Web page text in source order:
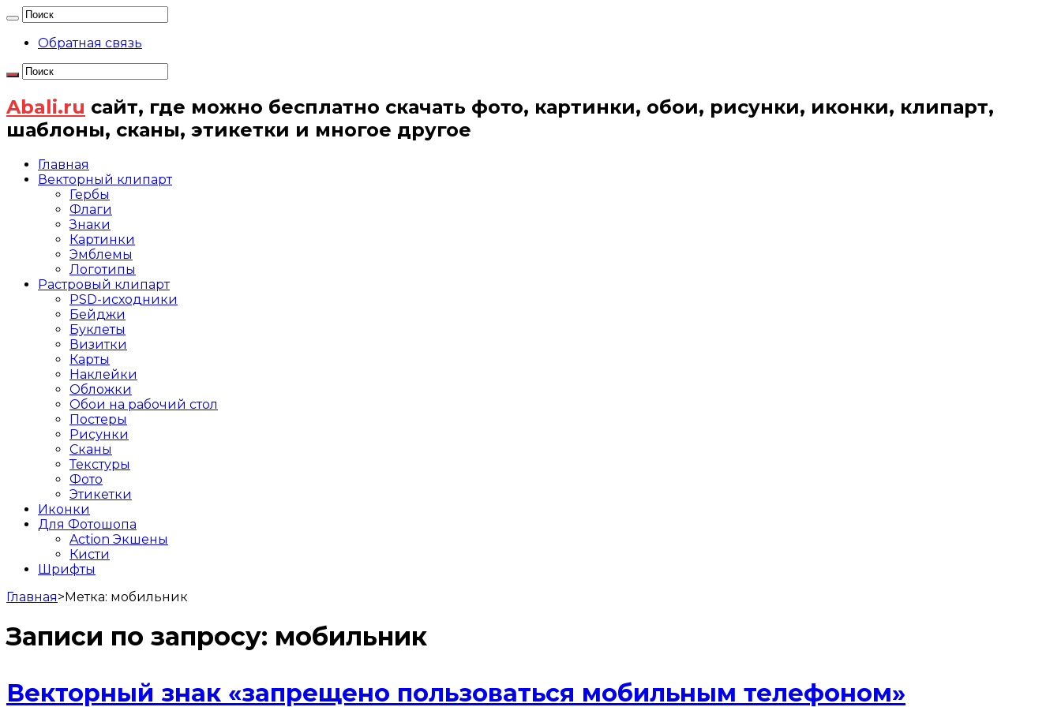
Обратная связь
Abali.ru сайт, где можно бесплатно скачать фото, картинки, обои, рисунки, иконки, клипарт,
шаблоны, сканы, этикетки и многое другое
Главная
Векторный клипарт
Гербы
Флаги
Знаки
Картинки
Эмблемы
Логотипы
Растровый клипарт
PSD-исходники
Бейджи
Буклеты
Визитки
Карты
Наклейки
Обложки
Обои на рабочий стол
Постеры
Рисунки
Сканы
Текстуры
Фото
Этикетки
Иконки
Для Фотошопа
Action Экшены
Кисти
Шрифты
Главная>Метка: мобильник
Записи по запросу: мобильник
Векторный знак «запрещено пользоваться мобильным телефоном»